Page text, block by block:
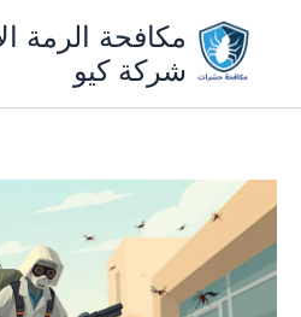
المحتوى
مكافحة الرمة
شركة كيو